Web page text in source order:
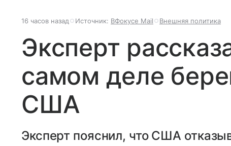
16 часов назад Источник: ВФокусе Mail Внешняя политика
Эксперт
самом деле
США
Эксперт пояснил, что США